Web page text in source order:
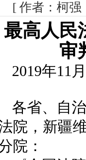
板房管理有关事项的通知
建设标准员（A类）培训考核
化建设工程企业资质申报材料
工程质量安全提升行动督查情
[ 作者：柯
最高人民
审
2019年11
各省、自
院，新疆
院：